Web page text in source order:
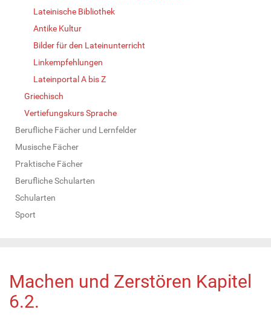
Lateinische Bibliothek
Antike Kultur
Bilder für den Lateinunterricht
Linkempfehlungen
Lateinportal A bis Z
Griechisch
Vertiefungskurs Sprache
Berufliche Fächer und Lernfelder
Musische Fächer
Praktische Fächer
Berufliche Schularten
Schularten
Sport
Machen und Zerstören Kapitel
6.2.